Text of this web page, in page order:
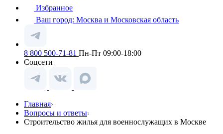
Избранное
Ваш город: Москва и Московская область
8 800 500-71-81 Пн-Пт 09:00-18:00
Соцсети
Главная
Вопросы и ответы
Строительство жилья для военнослужащих в Москве